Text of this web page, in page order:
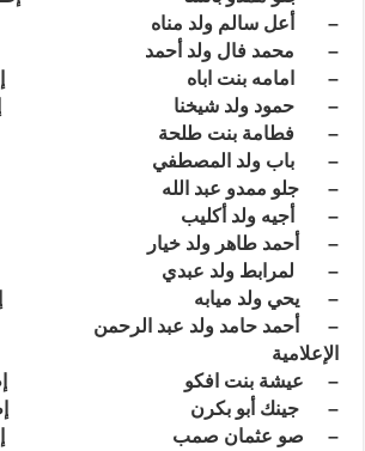
– أعل سالم ولد مناه
– محمد فال ولد أحمد
– امامه بنت اباه
– حمود ولد شيخنا
– فطامةبنت طلحة
– باب ولد المصطفي
– جلو ممدو عبد الله
– أجيه ولد أكليب
– أحمد طاهر ولد خيار
– لمرابط ولد عبدي
– يحي ولد ميابه
– أحمد حامد ولد عبد الرحمن
الإعلامية
– عيشة بنت افكو
– جينك أبو بكرن
– صو عثمان صمب